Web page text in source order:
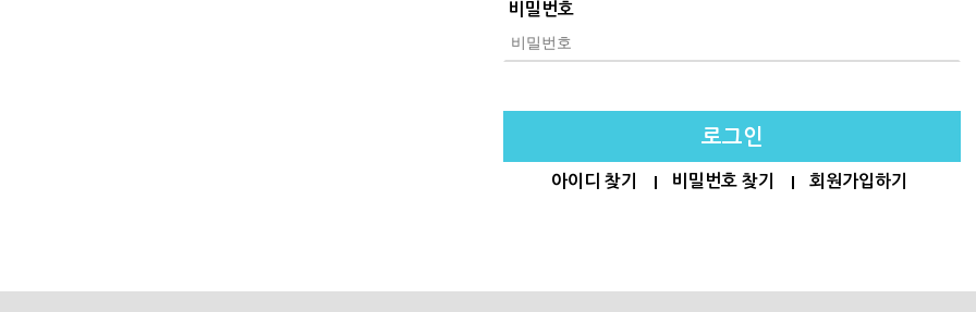
비밀번호
아이디 찾기 비밀번호 찾기 회원가입하기